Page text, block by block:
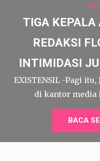
TIGA KEPALA
REDAKSI
INTIMIDASI
EXISTENSIL -Pagi itu,
di kantor media
BACA